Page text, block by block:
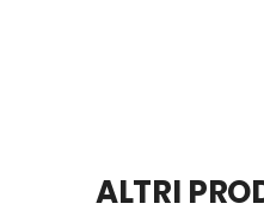
ALTRI